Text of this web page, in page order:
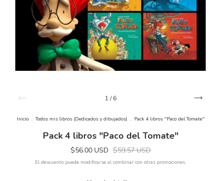
1 /6
Inicio . Todos mis libros (Dedicados y dibujados) . Pack 4 libros "Paco del Tomate"
Pack 4 libros "Paco del Tomate"
$56.00 USD $59.57 USD
El descuento puede modificarse al combinar con otras promociones.